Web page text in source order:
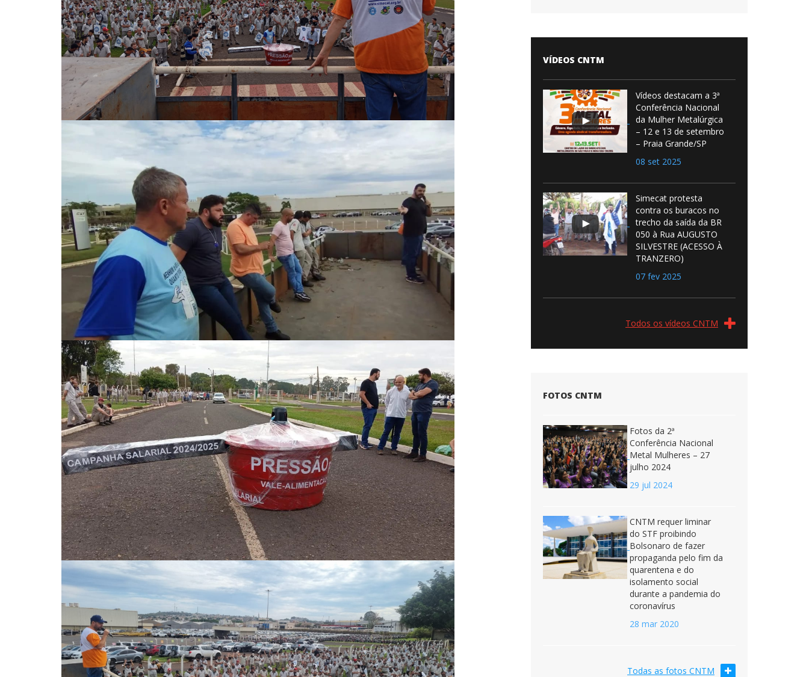
VÍDEOS CNTM
Vídeos destacam a 3ª
Conferência Nacional
da Mulher Metalúrgica
– 12 e 13 de setembro
– Praia Grande/SP
08 set 2025
Simecat protesta
contra os buracos no
trecho da saída da BR
050 à Rua AUGUSTO
SILVESTRE (ACESSO À
TRANZERO)
07 fev 2025
Todos os vídeos CNTM
FOTOS CNTM
Fotos da 2ª
Conferência Nacional
Metal Mulheres – 27
julho 2024
29 jul 2024
CNTM requer liminar
do STF proibindo
Bolsonaro de fazer
propaganda pelo fim da
quarentena e do
isolamento social
durante a pandemia do
coronavírus
28 mar 2020
Todas as fotos CNTM